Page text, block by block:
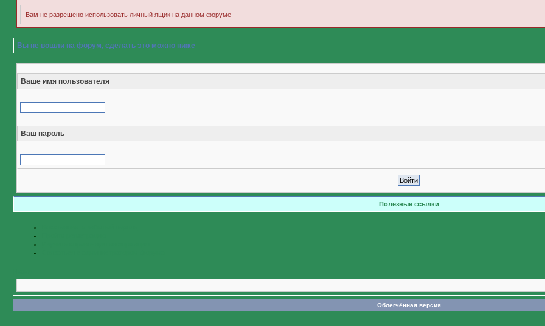
Вам не разрешено использовать личный ящик на данном форуме
Вы не вошли на форум, сделать это можно ниже
Ваше имя пользователя
Ваш пароль
Полезные ссылки
Облегчённая версия